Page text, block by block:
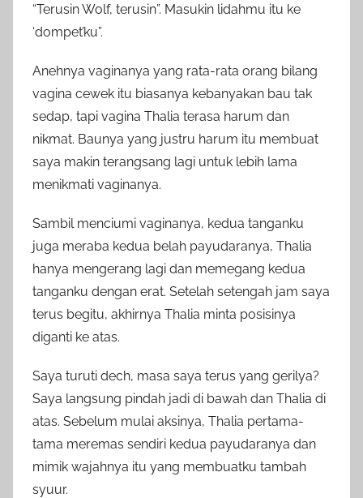
“Terusin Wolf, terusin”. Masukin lidahmu itu ke
‘dompet’ku”.
Anehnya vaginanya yang rata-rata orang bilang
vagina cewek itu biasanya kebanyakan bau tak
sedap, tapi vagina Thalia terasa harum dan
nikmat. Baunya yang justru harum itu membuat
saya makin terangsang lagi untuk lebih lama
menikmati vaginanya.
Sambil menciumi vaginanya, kedua tanganku
juga meraba kedua belah payudaranya, Thalia
hanya mengerang lagi dan memegang kedua
tanganku dengan erat. Setelah setengah jam saya
terus begitu, akhirnya Thalia minta posisinya
diganti ke atas.
Saya turuti dech, masa saya terus yang gerilya?
Saya langsung pindah jadi di bawah dan Thalia di
atas. Sebelum mulai aksinya, Thalia pertama-
tama meremas sendiri kedua payudaranya dan
mimik wajahnya itu yang membuatku tambah
syuur.